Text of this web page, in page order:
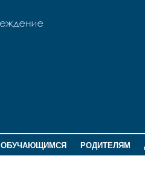
ОБУЧАЮЩИМСЯ РОДИТЕЛЯМ